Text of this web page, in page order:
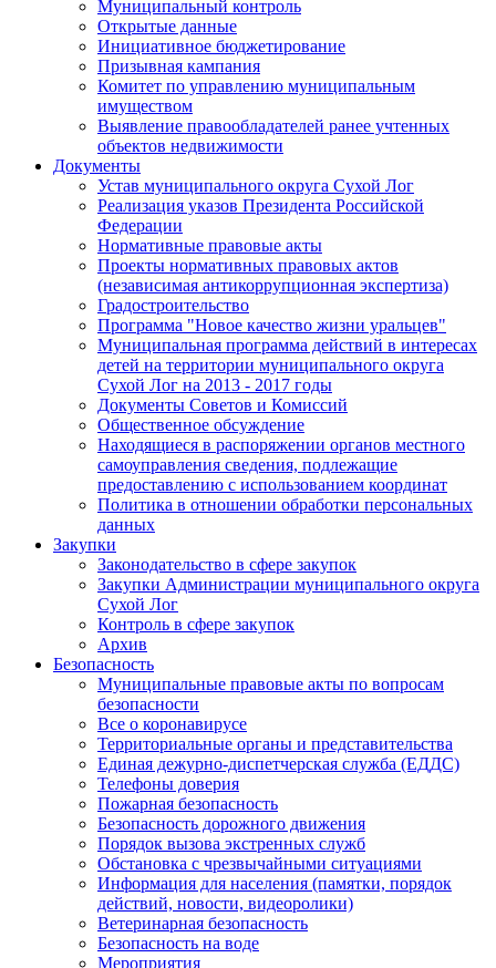
Муниципальный контроль
Открытые данные
Инициативное бюджетирование
Призывная кампания
Комитет по управлению муниципальным
имуществом
Выявление правообладателей ранее учтенных
объектов недвижимости
Документы
Устав муниципального округа Сухой Лог
Реализация указов Президента Российской
Федерации
Нормативные правовые акты
Проекты нормативных правовых актов
(независимая антикоррупционная экспертиза)
Градостроительство
Программа "Новое качество жизни уральцев"
Муниципальная программа действий в интересах
детей на территории муниципального округа
Сухой Лог на 2013 - 2017 годы
Документы Советов и Комиссий
Общественное обсуждение
Находящиеся в распоряжении органов местного
самоуправления сведения, подлежащие
предоставлению с использованием координат
Политика в отношении обработки персональных
данных
Закупки
Законодательство в сфере закупок
Закупки Администрации муниципального округа
Сухой Лог
Контроль в сфере закупок
Архив
Безопасность
Муниципальные правовые акты по вопросам
безопасности
Все о коронавирусе
Территориальные органы и представительства
Единая дежурно-диспетчерская служба (ЕДДС)
Телефоны доверия
Пожарная безопасность
Безопасность дорожного движения
Порядок вызова экстренных служб
Обстановка с чрезвычайными ситуациями
Информация для населения (памятки, порядок
действий, новости, видеоролики)
Ветеринарная безопасность
Безопасность на воде
Мероприятия